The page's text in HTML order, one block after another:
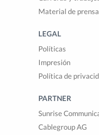
Material de prensa
LEGAL
Políticas
Impresión
Política de
PARTNER
Sunrise
Cablegroup AG